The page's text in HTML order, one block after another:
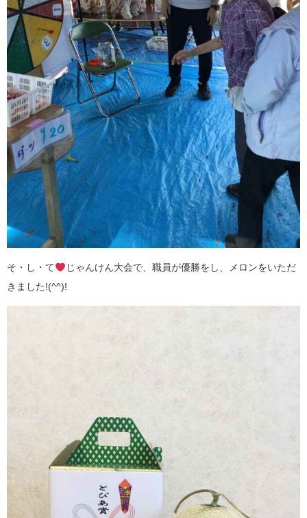
そ・し・て
じゃんけん大会で、職員が優勝をし、メロンをいただ
きました!(^^)!